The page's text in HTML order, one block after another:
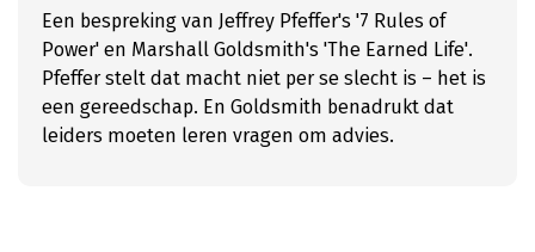
Een bespreking van Jeffrey Pfeffer's '7 Rules of
Power' en Marshall Goldsmith's 'The Earned Life'.
Pfeffer stelt dat macht niet per se slecht is – het is
een gereedschap. En Goldsmith benadrukt dat
leiders moeten leren vragen om advies.